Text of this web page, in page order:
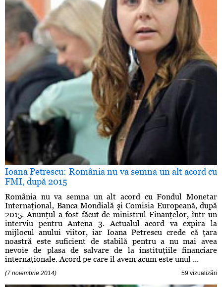
Ioana Petrescu: România nu va semna un alt acord cu
FMI, după 2015
România nu va semna un alt acord cu Fondul Monetar
Internaţional, Banca Mondială şi Comisia Europeană, după
2015. Anunţul a fost făcut de ministrul Finanţelor, într-un
interviu pentru Antena 3. Actualul acord va expira la
mijlocul anului viitor, iar Ioana Petrescu crede că ţara
noastră este suficient de stabilă pentru a nu mai avea
nevoie de plasa de salvare de la instituţiile financiare
internaţionale. Acord pe care îl avem acum este unul ...
(7 noiembrie 2014) 59 vizualizări